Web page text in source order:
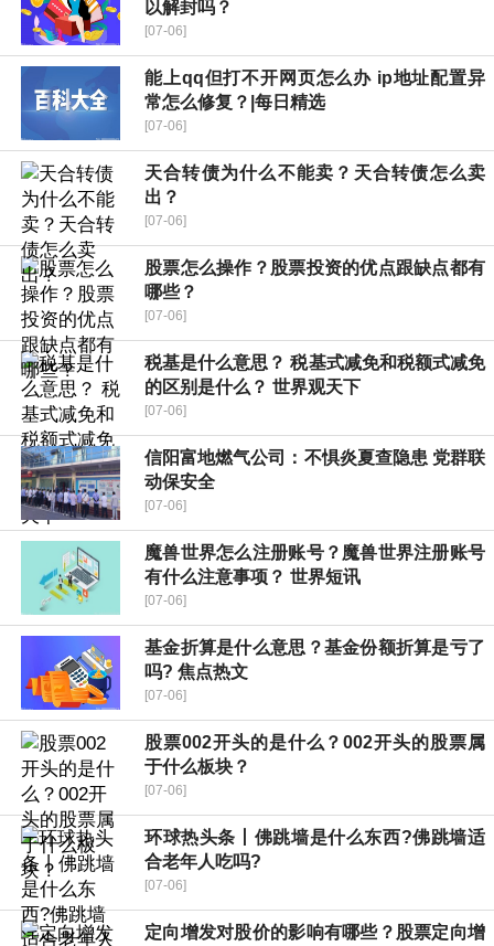
以解封吗？
[07-06]
能上qq但打不开网页怎么办 ip地址配置异
常怎么修复？|每日精选
[07-06]
天合转债为什么不能卖？天合转债怎么卖
出？
[07-06]
股票怎么操作？股票投资的优点跟缺点都有
哪些？
[07-06]
税基是什么意思？ 税基式减免和税额式减免
的区别是什么？ 世界观天下
[07-06]
​信阳富地燃气公司：不惧炎夏查隐患 党群联
动保安全
[07-06]
魔兽世界怎么注册账号？魔兽世界注册账号
有什么注意事项？ 世界短讯
[07-06]
基金折算是什么意思？基金份额折算是亏了
吗? 焦点热文
[07-06]
股票002开头的是什么？002开头的股票属
于什么板块？
[07-06]
环球热头条丨佛跳墙是什么东西?佛跳墙适
合老年人吃吗?
[07-06]
定向增发对股价的影响有哪些？股票定向增